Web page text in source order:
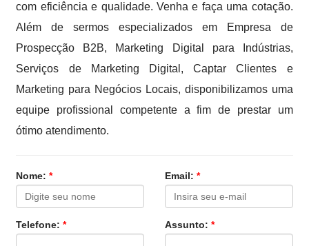
com eficiência e qualidade. Venha e faça uma cotação.
Além de sermos especializados em Empresa de
Prospecção B2B, Marketing Digital para Indústrias,
Serviços de Marketing Digital, Captar Clientes e
Marketing para Negócios Locais, disponibilizamos uma
equipe profissional competente a fim de prestar um
ótimo atendimento.
Nome:* Email: *
Telefone:* Assunto: *